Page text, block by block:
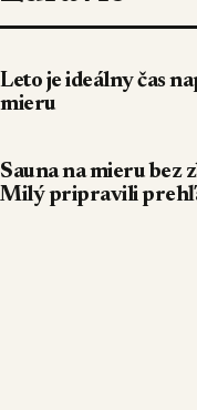
Leto je ideálny čas
mieru
Sauna na mieru bez
Milý pripravili